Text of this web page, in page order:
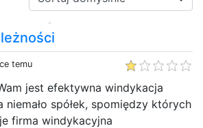
temu
jest efektywna windykacja
niemało spółek, spomiędzy których
firma windykacyjna